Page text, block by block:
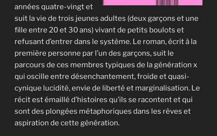
années quatre-vingt et
suit la vie de trois jeunes adultes (deux garçons et une
fille entre 20 et 30 ans) vivant de petits boulots et
refusant d’entrer dans le système. Le roman, écrit à la
première personne par l’un des garçons, suit le
parcours de ces membres typiques de la génération x
qui oscille entre désenchantement, froide et quasi-
cynique lucidité, envie de liberté et marginalisation. Le
récit est émaillé d’histoires qu’ils se racontent et qui
sont des plongées métaphoriques dans les rêves et
aspiration de cette génération.